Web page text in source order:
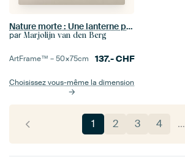
Nature morte : Une lanterne provenant de la plante à lanterne
par Marjolijn van den Berg
ArtFrame™ –50×75cm 137.-CHF
Choisissez vous-même la dimension
1 2 3 4 …